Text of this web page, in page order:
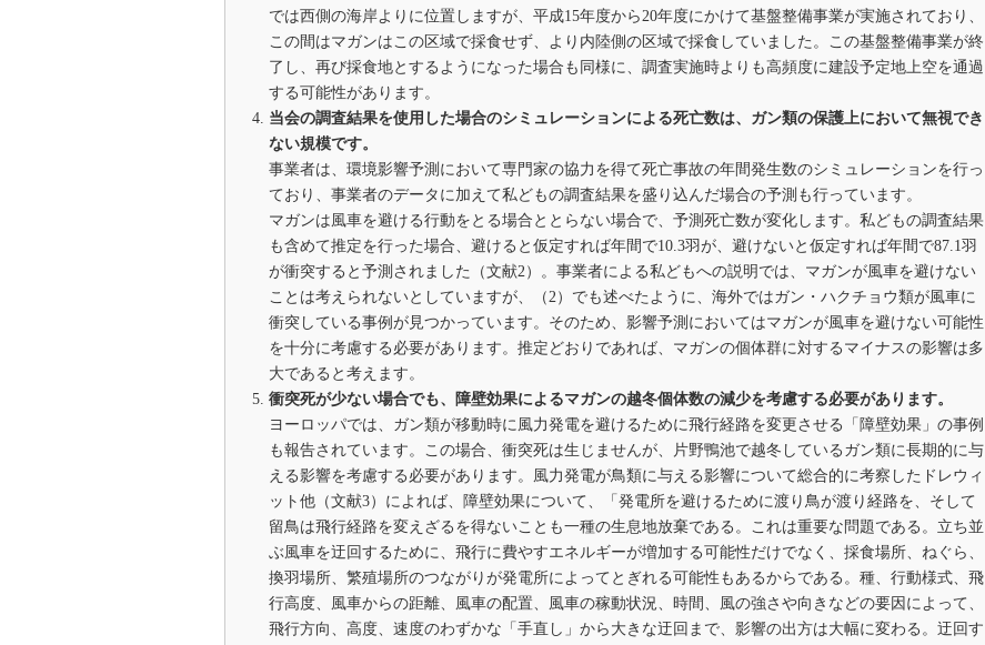
では西側の海岸よりに位置しますが、平成15年度から20年度にかけて基盤整備事業が実施されており、
この間はマガンはこの区域で採食せず、より内陸側の区域で採食していました。この基盤整備事業が終
了し、再び採食地とするようになった場合も同様に、調査実施時よりも高頻度に建設予定地上空を通過
する可能性があります。
当会の調査結果を使用した場合のシミュレーションによる死亡数は、ガン類の保護上において無視でき
ない規模です。
事業者は、環境影響予測において専門家の協力を得て死亡事故の年間発生数のシミュレーションを行っ
ており、事業者のデータに加えて私どもの調査結果を盛り込んだ場合の予測も行っています。
マガンは風車を避ける行動をとる場合ととらない場合で、予測死亡数が変化します。私どもの調査結果
も含めて推定を行った場合、避けると仮定すれば年間で10.3羽が、避けないと仮定すれば年間で87.1羽
が衝突すると予測されました（文献2）。事業者による私どもへの説明では、マガンが風車を避けない
ことは考えられないとしていますが、（2）でも述べたように、海外ではガン・ハクチョウ類が風車に
衝突している事例が見つかっています。そのため、影響予測においてはマガンが風車を避けない可能性
を十分に考慮する必要があります。推定どおりであれば、マガンの個体群に対するマイナスの影響は多
大であると考えます。
衝突死が少ない場合でも、障壁効果によるマガンの越冬個体数の減少を考慮する必要があります。
ヨーロッパでは、ガン類が移動時に風力発電を避けるために飛行経路を変更させる「障壁効果」の事例
も報告されています。この場合、衝突死は生じませんが、片野鴨池で越冬しているガン類に長期的に与
える影響を考慮する必要があります。風力発電が鳥類に与える影響について総合的に考察したドレウィ
ット他（文献3）によれば、障壁効果について、「発電所を避けるために渡り鳥が渡り経路を、そして
留鳥は飛行経路を変えざるを得ないことも一種の生息地放棄である。これは重要な問題である。立ち並
ぶ風車を迂回するために、飛行に費やすエネルギーが増加する可能性だけでなく、採食場所、ねぐら、
換羽場所、繁殖場所のつながりが発電所によってとぎれる可能性もあるからである。種、行動様式、飛
行高度、風車からの距離、風車の配置、風車の稼動状況、時間、風の強さや向きなどの要因によって、
飛行方向、高度、速度のわずかな「手直し」から大きな迂回まで、影響の出方は大幅に変わる。迂回す